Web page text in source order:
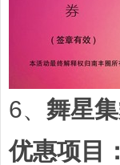
6、 舞星
优惠项目：